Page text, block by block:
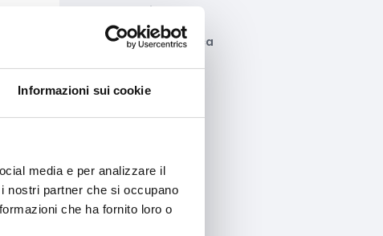
Informazioni sui cookie
media e per analizzare il
nostri partner che si occupano
che ha fornito loro o
da
Farmaceutico
Farmacia e/o chimica
Fashion
Formazione e lavoro
Fotovoltaico